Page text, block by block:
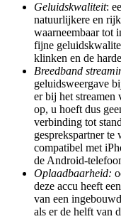
Geluidskwaliteit:
natuurlijkere en
waarneembaar tot
fijne
klinken en de
Breedband
geluidsweergave
er bij het streamen
op, u hoeft dus
verbinding tot
gesprekspartner
compatibel met
de Android-
Oplaadbaarheid:
deze accu heeft
van een
als er de helft van